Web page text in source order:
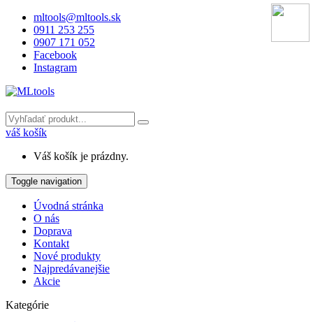
mltools@mltools.sk
0911 253 255
0907 171 052
Facebook
Instagram
váš košík
Váš košík je prázdny.
Toggle navigation
Úvodná stránka
O nás
Doprava
Kontakt
Nové produkty
Najpredávanejšie
Akcie
Kategórie